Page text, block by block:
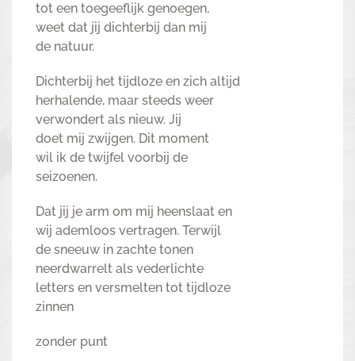
tot een toegeeflijk genoegen,
weet dat jij dichterbij dan mij
de natuur.
Dichterbij het tijdloze en zich altijd
herhalende, maar steeds weer
verwondert als nieuw. Jij
doet mij zwijgen. Dit moment
wil ik de twijfel voorbij de
seizoenen.
Dat jij je arm om mij heenslaat en
wij ademloos vertragen. Terwijl
de sneeuw in zachte tonen
neerdwarrelt als vederlichte
letters en versmelten tot tijdloze
zinnen
zonder punt